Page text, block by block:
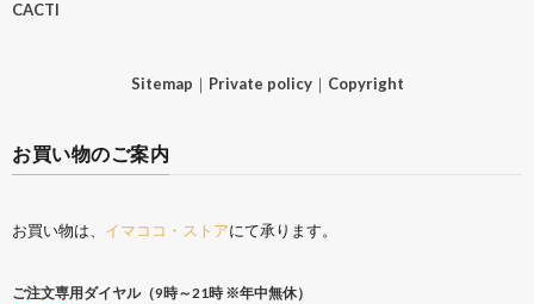
CACTI
Sitemap ｜ Private policy｜ Copyright
お買い物のご案内
お買い物は、 イマココ・ストアにて承ります。
ご注文専用ダイヤル（9時～21時 ※年中無休）